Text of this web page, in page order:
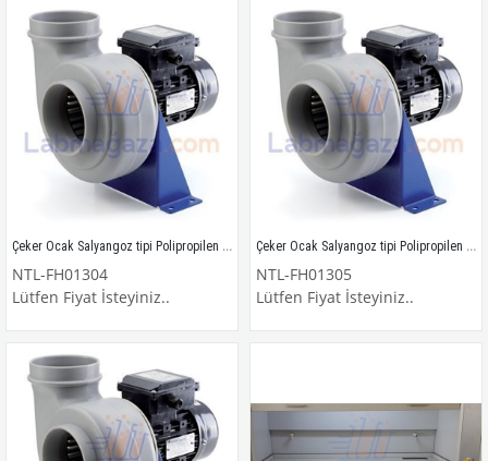
Çeker Ocak Salyangoz tipi Polipropilen Kimyasal Fan 3400
NTL-FH01304
Lütfen Fiyat İsteyiniz..
Çeker Ocak Salyangoz tipi Polipropilen Kimyasal Fan 4500
NTL-FH01305
Lütfen Fiyat İsteyiniz..